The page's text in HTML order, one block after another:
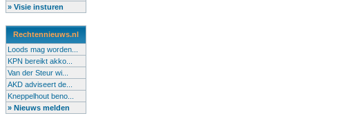
» Visie insturen
Rechtennieuws.nl
Loods mag worden...
KPN bereikt akko...
Van der Steur wi...
AKD adviseert de...
Kneppelhout beno...
» Nieuws melden